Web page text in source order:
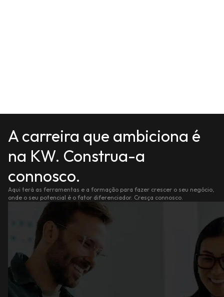
A carreira que ambiciona é
na KW. Construa-a
connosco.
Aqui terá as ferramentas e a formação para fazer crescer o seu negócio,
onde o seu potencial é o fator diferenciador. Cresça connosco.